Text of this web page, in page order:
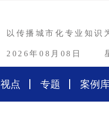
以传播城市化专业知识
2026年08月08日
视点 专题 案例